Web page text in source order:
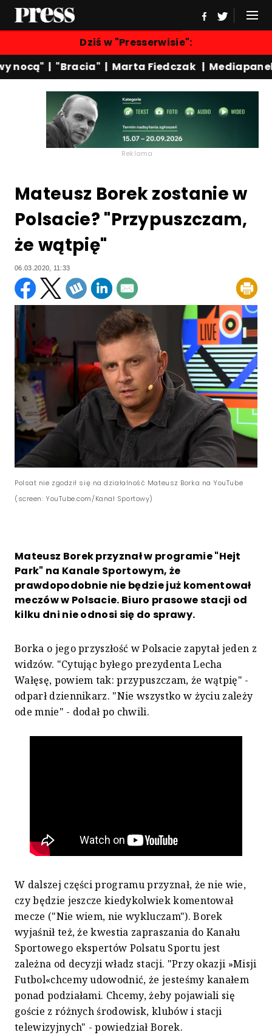
Dziś w "Presserwisie":
nocą"|"Bracia"| Marta Fiedczak|Mediapanel|
Reklama
Mateusz Borek zostanie w
Polsacie? "Przypuszczam,
że wątpię"
06.03.2020, 11:33
Polsat nie zgodził się na działalność Mateusz Borka na YouTube
(screen: YouTube.com/Kanał Sportowy)
Mateusz Borek przyznał w programie "Hejt
Park" na Kanale Sportowym, że
prawdopodobnie nie będzie już komentował
meczów w Polsacie. Biuro prasowe stacji od
kilku dni nie odnosi się do sprawy.
Borka o jego przyszłość w Polsacie zapytał jeden z
widzów. "Cytując byłego prezydenta Lecha
Wałęsę, powiem tak: przypuszczam, że wątpię" -
odparł dziennikarz. "Nie wszystko w życiu zależy
ode mnie" - dodał po chwili.
W dalszej części programu przyznał, że nie wie,
czy będzie jeszcze kiedykolwiek komentował
mecze ("Nie wiem, nie wykluczam"). Borek
wyjaśnił też, że kwestia zapraszania do Kanału
Sportowego ekspertów Polsatu Sportu jest
zależna od decyzji władz stacji. "Przy okazji »Misji
Futbol«chcemy udowodnić, że jesteśmy kanałem
ponad podziałami. Chcemy, żeby pojawiali się
goście z różnych środowisk, klubów i stacji
telewizyjnych" - powiedział Borek.